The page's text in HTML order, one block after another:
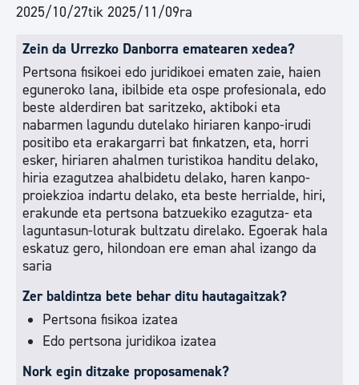
2025/10/27tik 2025/11/09ra
Zein da Urrezko Danborra ematearen xedea?
Pertsona fisikoei edo juridikoei ematen zaie, haien
eguneroko lana, ibilbide eta ospe profesionala, edo
beste alderdiren bat saritzeko, aktiboki eta
nabarmen lagundu dutelako hiriaren kanpo-irudi
positibo eta erakargarri bat finkatzen, eta, horri
esker, hiriaren ahalmen turistikoa handitu delako,
hiria ezagutzea ahalbidetu delako, haren kanpo-
proiekzioa indartu delako, eta beste herrialde, hiri,
erakunde eta pertsona batzuekiko ezagutza- eta
laguntasun-loturak bultzatu direlako. Egoerak hala
eskatuz gero, hilondoan ere eman ahal izango da
saria
Zer baldintza bete behar ditu hautagaitzak?
Pertsona fisikoa izatea
Edo pertsona juridikoa izatea
Nork egin ditzake proposamenak?